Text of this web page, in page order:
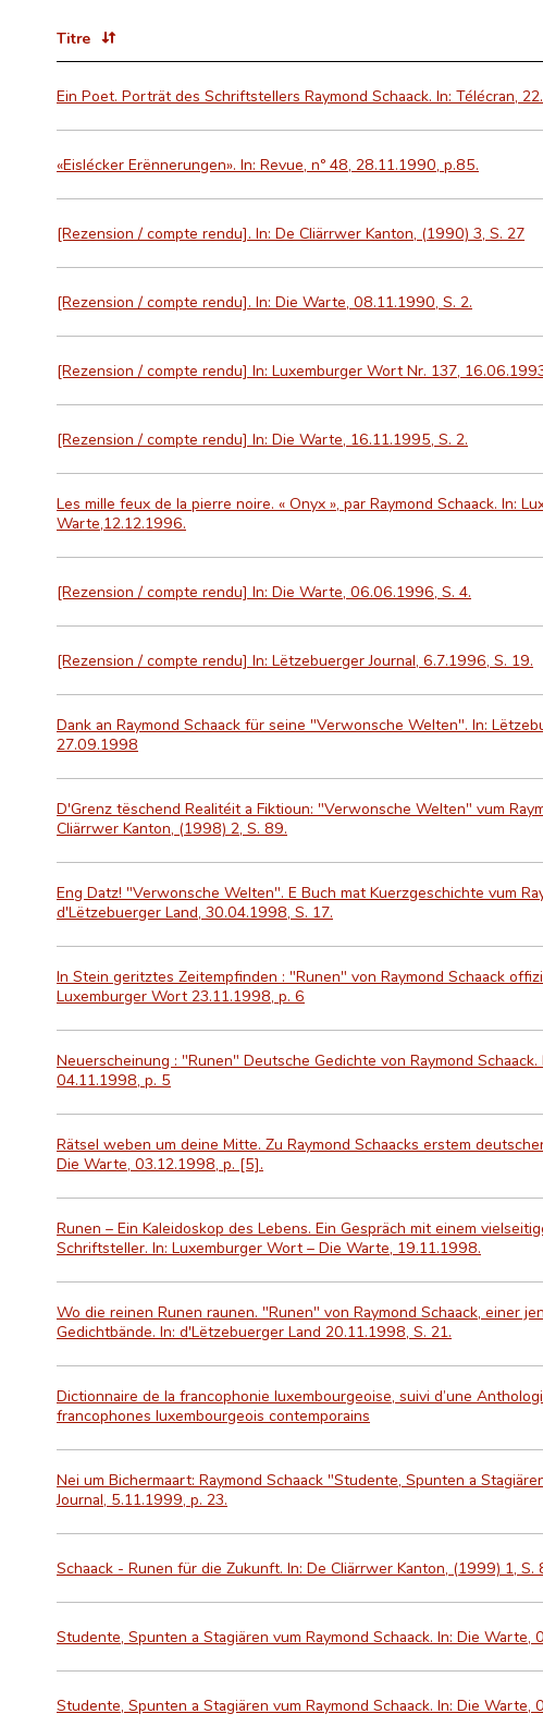
Titre
Ein Poet. Porträt des Schriftstellers Raymond Schaack. In: Télécran,
«Eislécker Erënnerungen». In: Revue, nº 48, 28.11.1990, p.85.
[Rezension / compte rendu]. In: De Cliärrwer Kanton, (1990) 3, S. 27
[Rezension / compte rendu]. In: Die Warte, 08.11.1990, S. 2.
[Rezension / compte rendu] In: Luxemburger Wort Nr. 137,
[Rezension / compte rendu] In: Die Warte, 16.11.1995, S. 2.
Les mille feux de la pierre noire. « Onyx », par Raymond Schaack. In:
Warte,12.12.1996.
[Rezension / compte rendu] In: Die Warte, 06.06.1996, S. 4.
[Rezension / compte rendu] In: Lëtzebuerger Journal, 6.7.1996, S. 19.
Dank an Raymond Schaack für seine "Verwonsche Welten". In:
27.09.1998
D'Grenz tëschend Realitéit a Fiktioun: "Verwonsche Welten" vum
Cliärrwer Kanton, (1998) 2, S. 89.
Eng Datz! "Verwonsche Welten". E Buch mat Kuerzgeschichte vum
d'Lëtzebuerger Land, 30.04.1998, S. 17.
In Stein geritztes Zeitempfinden : "Runen" von Raymond Schaack
Luxemburger Wort 23.11.1998, p. 6
Neuerscheinung : "Runen" Deutsche Gedichte von Raymond
04.11.1998, p. 5
Rätsel weben um deine Mitte. Zu Raymond Schaacks erstem
Die Warte, 03.12.1998, p. [5].
Runen – Ein Kaleidoskop des Lebens. Ein Gespräch mit einem
Schriftsteller. In: Luxemburger Wort – Die Warte, 19.11.1998.
Wo die reinen Runen raunen. "Runen" von Raymond Schaack, einer
Gedichtbände. In: d'Lëtzebuerger Land 20.11.1998, S. 21.
Dictionnaire de la francophonie luxembourgeoise, suivi d’une
francophones luxembourgeois contemporains
Nei um Bichermaart: Raymond Schaack "Studente, Spunten a
Journal, 5.11.1999, p. 23.
Schaack - Runen für die Zukunft. In: De Cliärrwer Kanton, (1999) 1, S.
Studente, Spunten a Stagiären vum Raymond Schaack. In: Die Warte,
Studente, Spunten a Stagiären vum Raymond Schaack. In: Die Warte,